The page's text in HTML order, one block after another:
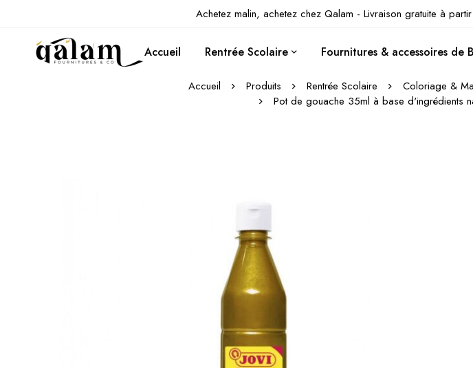
Achetez malin, achetez chez Qalam - Livraison gratuite à
Accueil Rentrée Scolaire Fournitures & accessoires de
Accueil Produits Rentrée Scolaire Coloriage &
Pot de gouache 35ml à base d'ingrédients